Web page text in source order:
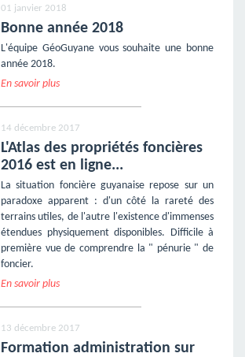
01 janvier 2018
Bonne année 2018
L'équipe GéoGuyane vous souhaite une bonne
année 2018.
En savoir plus
14 décembre 2017
L'Atlas des propriétés foncières
2016 est en ligne...
La situation foncière guyanaise repose sur un
paradoxe apparent : d'un côté la rareté des
terrains utiles, de l'autre l'existence d'immenses
étendues physiquement disponibles. Difficile à
première vue de comprendre la " pénurie " de
foncier.
En savoir plus
13 décembre 2017
Formation administration sur